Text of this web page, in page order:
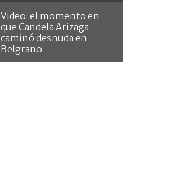
Video: el momento en
que Candela Arizaga
caminó desnuda en
Belgrano